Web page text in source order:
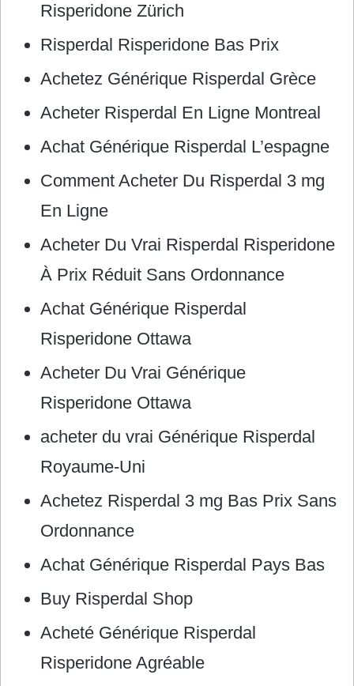
Risperidone Zürich
Risperdal Risperidone Bas Prix
Achetez Générique Risperdal Grèce
Acheter Risperdal En Ligne Montreal
Achat Générique Risperdal L’espagne
Comment Acheter Du Risperdal 3 mg
En Ligne
Acheter Du Vrai Risperdal Risperidone
À Prix Réduit Sans Ordonnance
Achat Générique Risperdal
Risperidone Ottawa
Acheter Du Vrai Générique
Risperidone Ottawa
acheter du vrai Générique Risperdal
Royaume-Uni
Achetez Risperdal 3 mg Bas Prix Sans
Ordonnance
Achat Générique Risperdal Pays Bas
Buy Risperdal Shop
Acheté Générique Risperdal
Risperidone Agréable